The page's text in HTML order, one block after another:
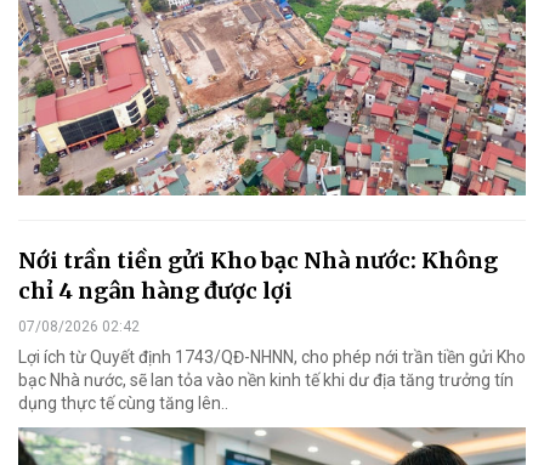
Nới trần tiền gửi Kho bạc Nhà nước: Không
chỉ 4 ngân hàng được lợi
07/08/2026 02:42
Lợi ích từ Quyết định 1743/QĐ-NHNN, cho phép nới trần tiền gửi Kho
bạc Nhà nước, sẽ lan tỏa vào nền kinh tế khi dư địa tăng trưởng tín
dụng thực tế cùng tăng lên..